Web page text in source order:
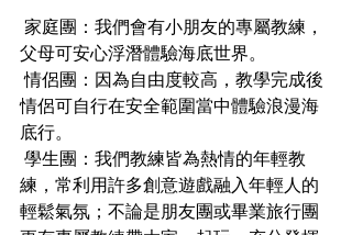
父母可安心浮潛體驗海底世界。
情侶團：因為自由度較高，教學完成後
情侶可自行在安全範圍當中體驗浪漫海
底行。
練，常利用許多創意遊戲融入年輕人的
輕鬆氣氛；不論是朋友團或畢業旅行團